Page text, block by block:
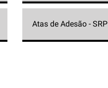
Atas de Adesão - SRP